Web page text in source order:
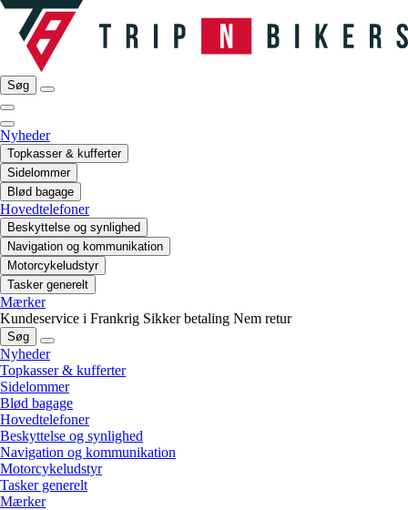
Søg
Nyheder
Topkasser & kufferter
Sidelommer
Blød bagage
Hovedtelefoner
Beskyttelse og synlighed
Navigation og kommunikation
Motorcykeludstyr
Tasker generelt
Mærker
Kundeservice i Frankrig Sikker betaling Nem retur
Søg
Nyheder
Topkasser & kufferter
Sidelommer
Blød bagage
Hovedtelefoner
Beskyttelse og synlighed
Navigation og kommunikation
Motorcykeludstyr
Tasker generelt
Mærker